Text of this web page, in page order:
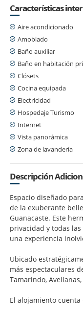
Características
Aire acondicionado
Amoblado
Baño auxiliar
Baño en habitación
Clósets
Cocina equipada
Electricidad
Hospedaje Turismo
Internet
Vista panorámica
Zona de lavandería
Descripción
Espacio diseñado
de la exuberante
Guanacaste. Este
privacidad y todas
una experiencia
Ubicado
más espectaculares
Tamarindo,
El alojamiento cuenta